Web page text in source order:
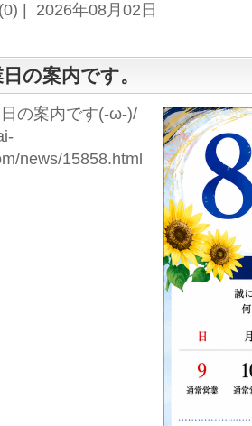
| 2026年08月02日
の案内です。
の案内です(-ω-)/
news/15858.html